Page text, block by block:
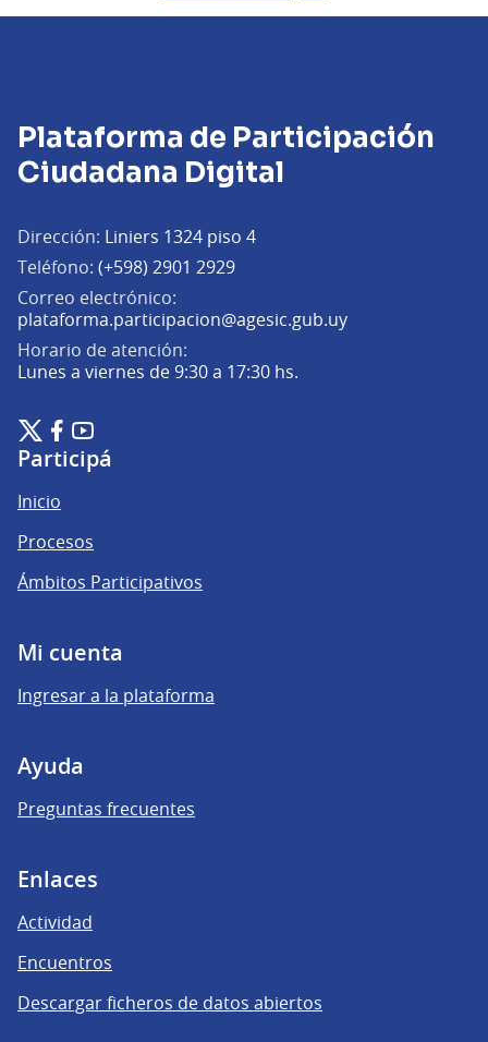
Plataforma de Participación
Ciudadana Digital
Dirección: Liniers 1324 piso 4
Teléfono: (+598) 2901 2929
Correo electrónico:
plataforma.participacion@agesic.gub.uy(Abrir en una
Horario de atención:
Lunes a viernes de 9:30 a 17:30 hs.
Plataforma de Participación Ciudadana Digital en X
(Enlace externo)
Plataforma de Participación Ciudadana Digital en Facebook
(Enlace externo)
Plataforma de Participación Ciudadana Digital en
(Enlace externo)
Participá
Inicio
Procesos
Ámbitos Participativos
Mi cuenta
Ingresar a la plataforma
Ayuda
Preguntas frecuentes
Enlaces
Actividad
Encuentros
Descargar ficheros de datos abiertos